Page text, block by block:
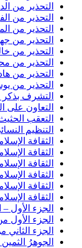
التحذير من
التحذير من
التحذير من
التحذير من
التحذير من
التحذير من
التحذير من
التحذير من
التشرف
التعاون على
التعقب
التنظيم
الثقافة
الثقافة
الثقافة
الثقافة
الثقافة
الثقافة
الجزء
الجزء الأول
الجزء
الجوهرُ